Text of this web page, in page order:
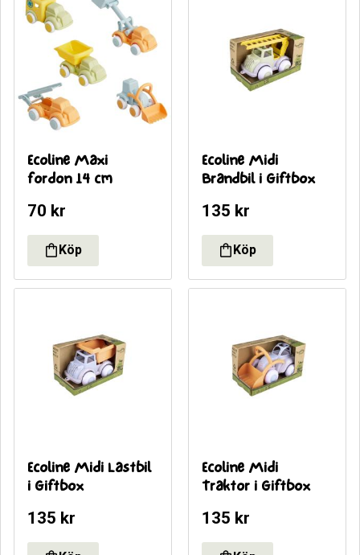
Ecoline Maxi
fordon 14 cm
70 kr
Ecoline Midi
Brandbil i Giftbox
135 kr
Ecoline Midi Lastbil
i Giftbox
135 kr
Ecoline Midi
Traktor i Giftbox
135 kr